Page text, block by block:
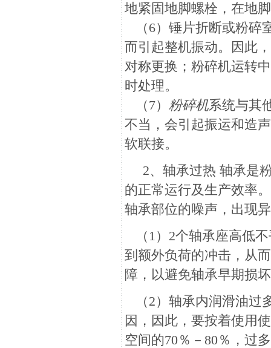
地紧固地脚螺栓，在地
（6）锤片折断或粉碎
而引起整机振动。因此
对称更换；粉碎机运转
时处理。
（7）粉碎机系统与其
不当，会引起振运和造
软联接。
2、轴承过热 轴承是
的正常运行及生产效率
轴承部位的噪声，出现
（1）2个轴承座高低
到额外负荷的冲击，从
障，以避免轴承早期损
（2）轴承内润滑油过
因，因此，要按着使用
空间的70％－80％，过